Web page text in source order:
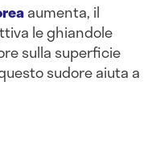
aumenta, il
le ghiandole
sulla superficie
sudore aiuta a